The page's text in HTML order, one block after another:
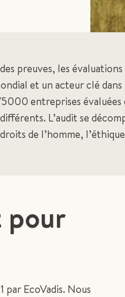
preuves, les
et un acteur clé
entreprises
L’audit se
de l’homme,
pour
EcoVadis. Nous